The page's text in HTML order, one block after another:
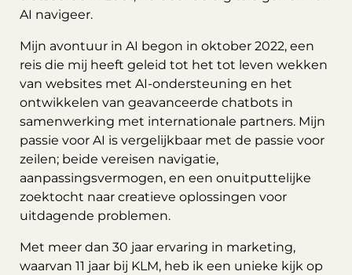
AI navigeer.
Mijn avontuur in AI begon in oktober 2022, een
reis die mij heeft geleid tot het tot leven wekken
van websites met AI-ondersteuning en het
ontwikkelen van geavanceerde chatbots in
samenwerking met internationale partners. Mijn
passie voor AI is vergelijkbaar met de passie voor
zeilen; beide vereisen navigatie,
aanpassingsvermogen, en een onuitputtelijke
zoektocht naar creatieve oplossingen voor
uitdagende problemen.
Met meer dan 30 jaar ervaring in marketing,
waarvan 11 jaar bij KLM, heb ik een unieke kijk op